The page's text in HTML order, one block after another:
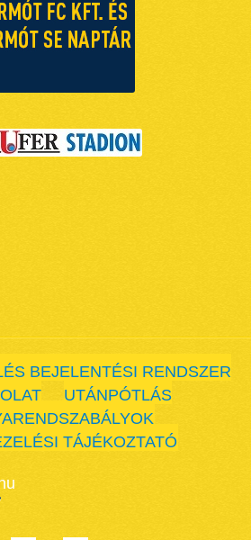
BEJELENTÉSI RENDSZER
UTÁNPÓTLÁS
TÁJÉKOZTATÓ